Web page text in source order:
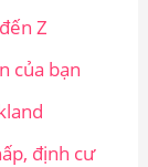
Z
của bạn
định cư